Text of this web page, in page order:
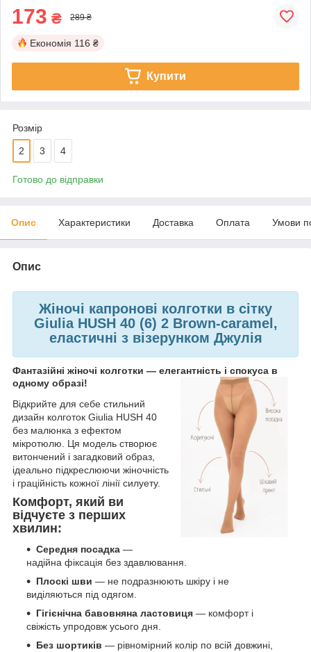
173 ₴ 289 ₴
Економія 116 ₴
Купити
Розмір
2 3 4
Готово до відправки
Опис Характеристики Доставка Оплата Умови
Опис
Жіночі капронові колготки в сітку
Giulia HUSH 40 (6) 2 Brown-caramel,
еластичні з візерунком Джулія
Фантазійні жіночі колготки — елегантність і спокуса в
одному образі!
Відкрийте для себе стильний
дизайн колготок Giulia HUSH 40
без малюнка з ефектом
мікротюлю. Ця модель створює
витончений і загадковий образ,
ідеально підкреслюючи жіночність
і граційність кожної лінії силуету.
Комфорт, який ви
відчуєте з перших
хвилин:
Середня посадка —
надійна фіксація без здавлювання.
Плоскі шви — не подразнюють шкіру і не
виділяються під одягом.
Гігієнічна бавовняна ластовиця — комфорт і
свіжість упродовж усього дня.
Без шортиків — рівномірний колір по всій довжині,